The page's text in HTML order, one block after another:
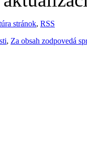
stránok, RSS
, Za obsah zodpovedá